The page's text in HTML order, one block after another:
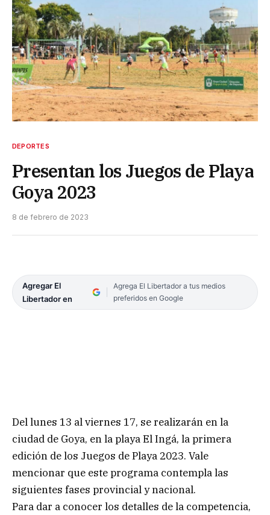
DEPORTES
Presentan los Juegos de Playa
Goya 2023
8 de febrero de 2023
Agregar El
Libertador en
Agrega El Libertador a tus medios
preferidos en Google
Del lunes 13 al viernes 17, se realizarán en la
ciudad de Goya, en la playa El Ingá, la primera
edición de los Juegos de Playa 2023. Vale
mencionar que este programa contempla las
siguientes fases provincial y nacional.
Para dar a conocer los detalles de la competencia,